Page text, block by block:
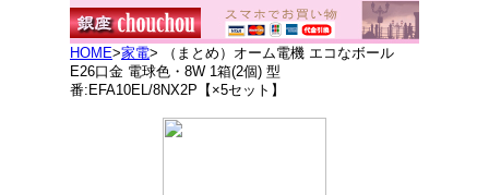
HOME>家電> （まとめ）オーム電機 エコなボール
E26口金 電球色・8W 1箱(2個) 型
番:EFA10EL/8NX2P【×5セット】